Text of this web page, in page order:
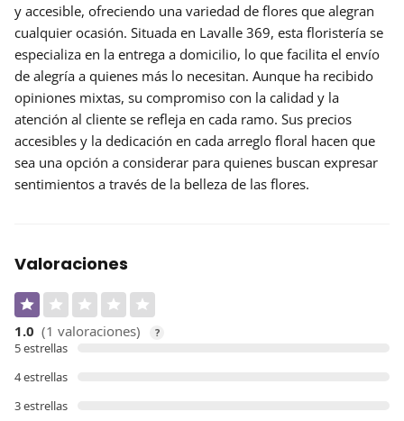
y accesible, ofreciendo una variedad de flores que alegran
cualquier ocasión. Situada en Lavalle 369, esta floristería se
especializa en la entrega a domicilio, lo que facilita el envío
de alegría a quienes más lo necesitan. Aunque ha recibido
opiniones mixtas, su compromiso con la calidad y la
atención al cliente se refleja en cada ramo. Sus precios
accesibles y la dedicación en cada arreglo floral hacen que
sea una opción a considerar para quienes buscan expresar
sentimientos a través de la belleza de las flores.
Valoraciones
1.0 (1 valoraciones) ?
5 estrellas
4 estrellas
3 estrellas